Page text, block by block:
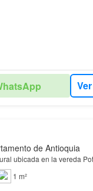
de Antioquia
ubicada en la vereda
1 m²